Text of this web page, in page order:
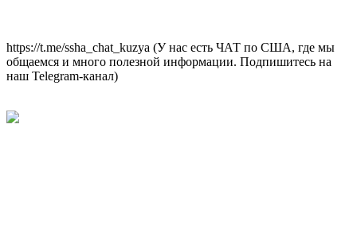
https://t.me/ssha_chat_kuzya (У нас есть ЧАТ по США, где мы
общаемся и много полезной информации. Подпишитесь на
наш Telegram-канал)